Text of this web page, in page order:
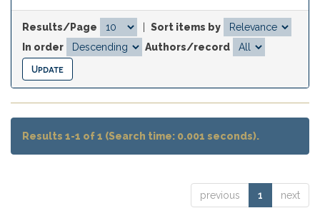
Results/Page
Sort items by
In order
Authors/record
Results 1-1 of 1 (Search time: 0.001 seconds).
previous 1 next